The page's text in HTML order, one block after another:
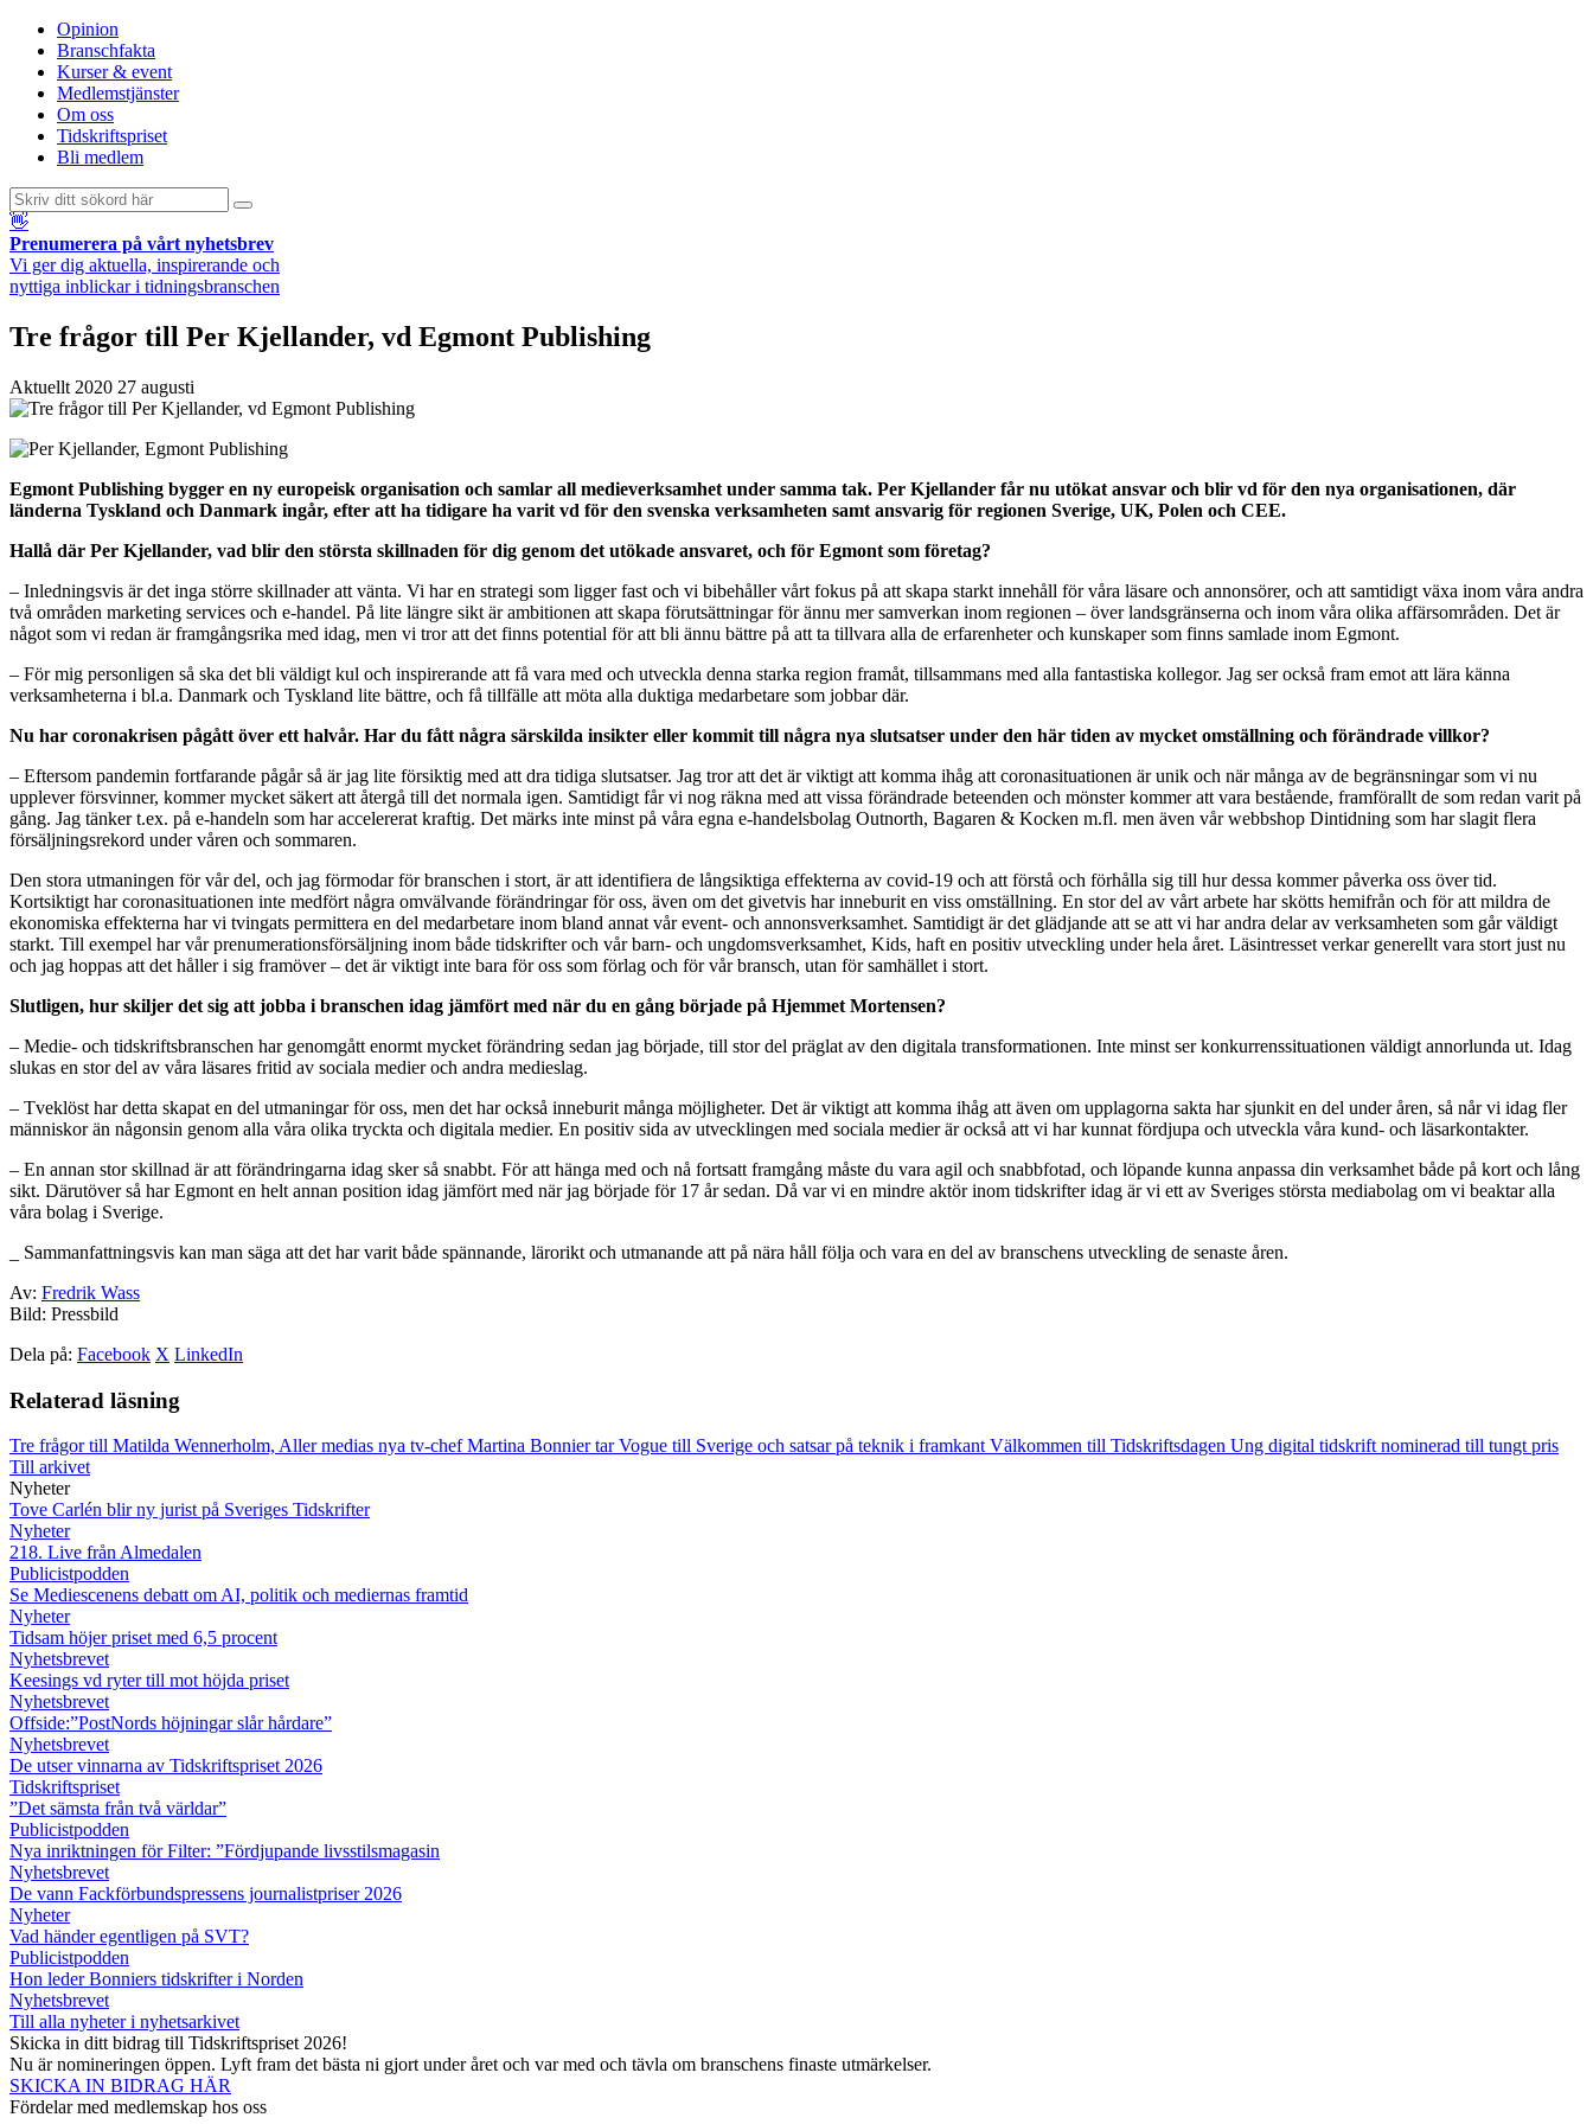
Opinion
Branschfakta
Kurser & event
Medlemstjänster
Om oss
Tidskriftspriset
Bli medlem
👋
Prenumerera på vårt nyhetsbrev
Vi ger dig aktuella, inspirerande och
nyttiga inblickar i tidningsbranschen
Tre frågor till Per Kjellander, vd Egmont Publishing
Aktuellt 2020 27 augusti
Egmont Publishing bygger en ny europeisk organisation och samlar all medieverksamhet under samma tak. Per Kjellander får nu utökat ansvar och blir vd för den nya organisationen, där
länderna Tyskland och Danmark ingår, efter att ha tidigare ha varit vd för den svenska verksamheten samt ansvarig för regionen Sverige, UK, Polen och CEE.
Hallå där Per Kjellander, vad blir den största skillnaden för dig genom det utökade ansvaret, och för Egmont som företag?
– Inledningsvis är det inga större skillnader att vänta. Vi har en strategi som ligger fast och vi bibehåller vårt fokus på att skapa starkt innehåll för våra läsare och annonsörer, och att samtidigt växa inom våra andra
två områden marketing services och e-handel. På lite längre sikt är ambitionen att skapa förutsättningar för ännu mer samverkan inom regionen – över landsgränserna och inom våra olika affärsområden. Det är
något som vi redan är framgångsrika med idag, men vi tror att det finns potential för att bli ännu bättre på att ta tillvara alla de erfarenheter och kunskaper som finns samlade inom Egmont.
– För mig personligen så ska det bli väldigt kul och inspirerande att få vara med och utveckla denna starka region framåt, tillsammans med alla fantastiska kollegor. Jag ser också fram emot att lära känna
verksamheterna i bl.a. Danmark och Tyskland lite bättre, och få tillfälle att möta alla duktiga medarbetare som jobbar där.
Nu har coronakrisen pågått över ett halvår. Har du fått några särskilda insikter eller kommit till några nya slutsatser under den här tiden av mycket omställning och förändrade villkor?
– Eftersom pandemin fortfarande pågår så är jag lite försiktig med att dra tidiga slutsatser. Jag tror att det är viktigt att komma ihåg att coronasituationen är unik och när många av de begränsningar som vi nu
upplever försvinner, kommer mycket säkert att återgå till det normala igen. Samtidigt får vi nog räkna med att vissa förändrade beteenden och mönster kommer att vara bestående, framförallt de som redan varit på
gång. Jag tänker t.ex. på e-handeln som har accelererat kraftig. Det märks inte minst på våra egna e-handelsbolag Outnorth, Bagaren & Kocken m.fl. men även vår webbshop Dintidning som har slagit flera
försäljningsrekord under våren och sommaren.
Den stora utmaningen för vår del, och jag förmodar för branschen i stort, är att identifiera de långsiktiga effekterna av covid-19 och att förstå och förhålla sig till hur dessa kommer påverka oss över tid.
Kortsiktigt har coronasituationen inte medfört några omvälvande förändringar för oss, även om det givetvis har inneburit en viss omställning. En stor del av vårt arbete har skötts hemifrån och för att mildra de
ekonomiska effekterna har vi tvingats permittera en del medarbetare inom bland annat vår event- och annonsverksamhet. Samtidigt är det glädjande att se att vi har andra delar av verksamheten som går väldigt
starkt. Till exempel har vår prenumerationsförsäljning inom både tidskrifter och vår barn- och ungdomsverksamhet, Kids, haft en positiv utveckling under hela året. Läsintresset verkar generellt vara stort just nu
och jag hoppas att det håller i sig framöver – det är viktigt inte bara för oss som förlag och för vår bransch, utan för samhället i stort.
Slutligen, hur skiljer det sig att jobba i branschen idag jämfört med när du en gång började på Hjemmet Mortensen?
– Medie- och tidskriftsbranschen har genomgått enormt mycket förändring sedan jag började, till stor del präglat av den digitala transformationen. Inte minst ser konkurrenssituationen väldigt annorlunda ut. Idag
slukas en stor del av våra läsares fritid av sociala medier och andra medieslag.
– Tveklöst har detta skapat en del utmaningar för oss, men det har också inneburit många möjligheter. Det är viktigt att komma ihåg att även om upplagorna sakta har sjunkit en del under åren, så når vi idag fler
människor än någonsin genom alla våra olika tryckta och digitala medier. En positiv sida av utvecklingen med sociala medier är också att vi har kunnat fördjupa och utveckla våra kund- och läsarkontakter.
– En annan stor skillnad är att förändringarna idag sker så snabbt. För att hänga med och nå fortsatt framgång måste du vara agil och snabbfotad, och löpande kunna anpassa din verksamhet både på kort och lång
sikt. Därutöver så har Egmont en helt annan position idag jämfört med när jag började för 17 år sedan. Då var vi en mindre aktör inom tidskrifter idag är vi ett av Sveriges största mediabolag om vi beaktar alla
våra bolag i Sverige.
_ Sammanfattningsvis kan man säga att det har varit både spännande, lärorikt och utmanande att på nära håll följa och vara en del av branschens utveckling de senaste åren.
Av: Fredrik Wass
Bild: Pressbild
Dela på: Facebook X LinkedIn
Relaterad läsning
Tre frågor till Matilda Wennerholm, Aller medias nya tv-chefMartina Bonnier tar Vogue till Sverige och satsar på teknik i framkant Välkommen till Tidskriftsdagen Ung digital tidskrift nominerad till tungt pris
Till arkivet
Nyheter
Tove Carlén blir ny jurist på Sveriges Tidskrifter
Nyheter
218. Live från Almedalen
Publicistpodden
Se Mediescenens debatt om AI, politik och mediernas framtid
Nyheter
Tidsam höjer priset med 6,5 procent
Nyhetsbrevet
Keesings vd ryter till mot höjda priset
Nyhetsbrevet
Offside:”PostNords höjningar slår hårdare”
Nyhetsbrevet
De utser vinnarna av Tidskriftspriset 2026
Tidskriftspriset
”Det sämsta från två världar”
Publicistpodden
Nya inriktningen för Filter: ”Fördjupande livsstilsmagasin
Nyhetsbrevet
De vann Fackförbundspressens journalistpriser 2026
Nyheter
Vad händer egentligen på SVT?
Publicistpodden
Hon leder Bonniers tidskrifter i Norden
Nyhetsbrevet
Till alla nyheter i nyhetsarkivet
Skicka in ditt bidrag till Tidskriftspriset 2026!
Nu är nomineringen öppen. Lyft fram det bästa ni gjort under året och var med och tävla om branschens finaste utmärkelser.
SKICKA IN BIDRAG HÄR
Fördelar med medlemskap hos oss